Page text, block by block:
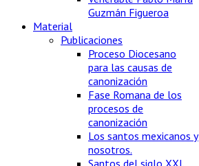
Guzmán Figueroa
Material
Publicaciones
Proceso Diocesano
para las causas de
canonización
Fase Romana de los
procesos de
canonización
Los santos mexicanos y
nosotros.
Santos del siglo XXI.